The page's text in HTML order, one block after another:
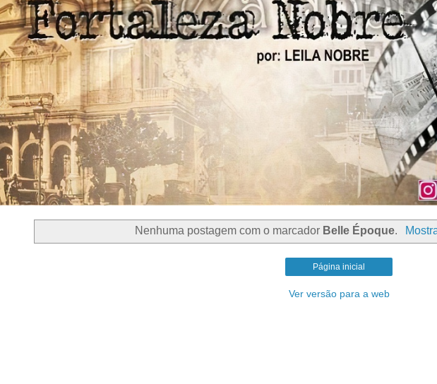
Nenhuma postagem com o marcador Belle Époque.
Página inicial
Ver versão para a web